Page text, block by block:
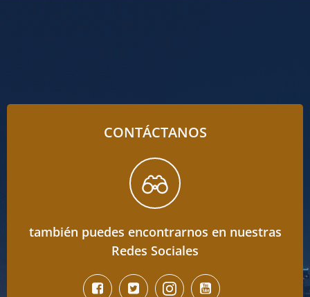
CONTÁCTANOS
también puedes encontrarnos en nuestras
Redes Sociales